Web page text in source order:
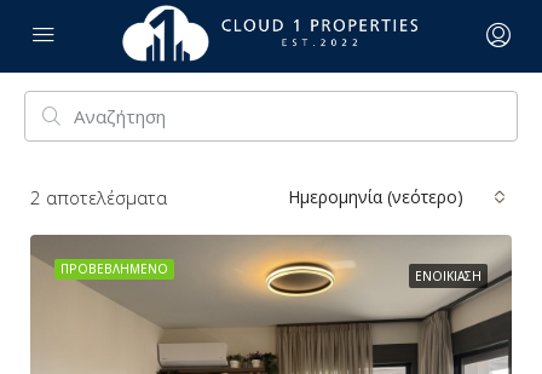
2 αποτελέσματα Ημερομηνία (νεότερο)
ΠΡΟΒΕΒΛΗΜΈΝΟ ΕΝΟΙΚΊΑΣΗ